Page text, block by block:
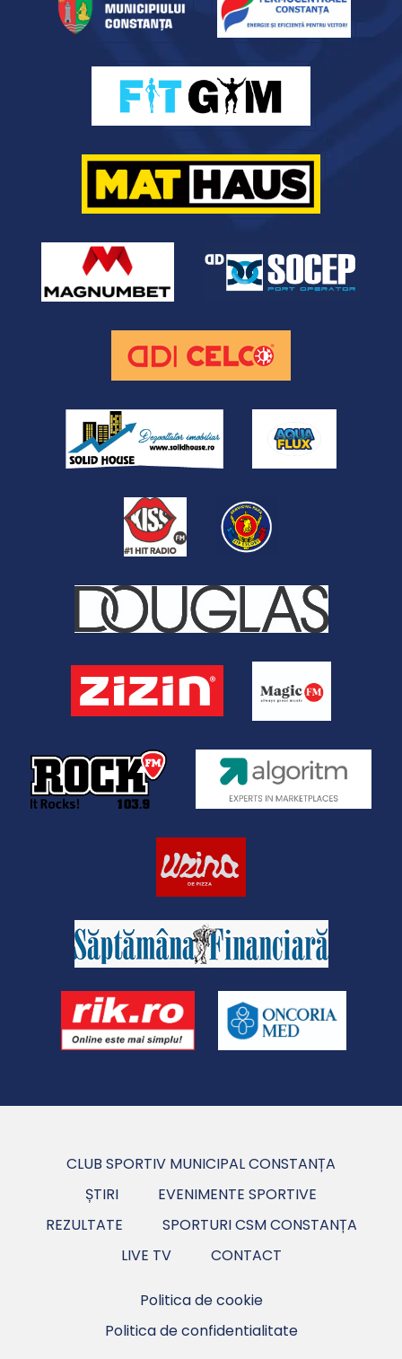
CLUB SPORTIV MUNICIPAL CONSTANȚA
ȘTIRI
EVENIMENTE SPORTIVE
REZULTATE
SPORTURI CSM CONSTANȚA
LIVE TV
CONTACT
Politica de cookie
Politica de confidentialitate